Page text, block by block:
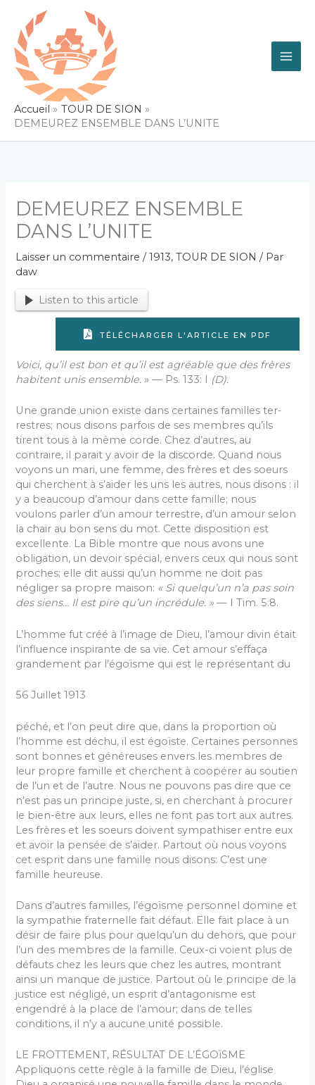
contenu
Accueil
TOUR DE SION
DEMEUREZ ENSEMBLE DANS L’UNITE
DEMEUREZ ENSEMBLE
DANS L’UNITE
Laisser un commentaire /1913,TOUR DE SION / Par
daw
Listen to this article
TÉLÉCHARGER L'ARTICLE EN PDF
Voici, qu’il est bon et qu’il est agréable que des frères
habitent unis ensemble. » — Ps. 133: I (D).
Une grande union existe dans certaines familles ter­
restres; nous disons parfois de ses membres qu’ils
tirent tous à la même corde. Chez d’autres, au
contraire, il parait y avoir de la discorde. Quand nous
voyons un mari, une femme, des frères et des soeurs
qui cherchent à s’aider les uns les autres, nous disons : il
y a beaucoup d’amour dans cette famille; nous
voulons parler d’un amour terrestre, d’un amour selon
la chair au bon sens du mot. Cette disposition est
excellente. La Bible montre que nous avons une
obligation, un devoir spécial, envers ceux qui nous sont
proches; elle dit aussi qu’un homme ne doit pas
négliger sa propre maison: « Si quelqu’un n’a pas soin
des siens… Il est pire qu’un incrédule. » — I Tim. 5:8.
L’homme fut créé à l’image de Dieu, l’amour divin était
l’influence inspirante de sa vie. Cet amour s’effaça
grandement par l’égoïsme qui est le représentant du
56 Juillet 1913
péché, et l’on peut dire que, dans la proportion où
l’homme est déchu, il est égoïste. Certaines personnes
sont bonnes et généreuses envers les membres de
leur propre famille et cherchent à coopérer au soutien
de l’un et de l’autre. Nous ne pouvons pas dire que ce
n’est pas un principe juste, si, en cherchant à procurer
le bien-être aux leurs, elles ne font pas tort aux autres.
Les frères et les soeurs doivent sympathiser entre eux
et avoir la pensée de s’aider. Partout où nous voyons
cet esprit dans une famille nous disons: C’est une
famille heureuse.
Dans d’autres familles, l’égoïsme personnel domine et
la sympathie fraternelle fait défaut. Elle fait place à un
désir de faire plus pour quelqu’un du dehors, que pour
l’un des membres de la famille. Ceux-ci voient plus de
défauts chez les leurs que chez les autres, montrant
ainsi un manque de justice. Partout où le principe de la
justice est négligé, un esprit d’antagonisme est
engendré à la place de l’amour; dans de telles
conditions, il n’y a au­cune unité possible.
LE FROTTEMENT, RÉSULTAT DE L’ÉGOïSME
Appliquons cette règle à la famille de Dieu, l’église